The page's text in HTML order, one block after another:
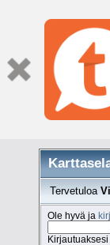
Tervetuloa
Ole hyvä ja